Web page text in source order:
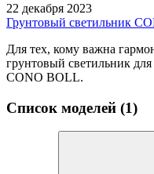
22 декабря 2023
Грунтовый светильник
Для тех, кому важна
грунтовый светильник
CONO BOLL.
Список моделей (1)